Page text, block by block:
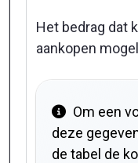
Het bedrag dat
aankopen
Om een
deze
de tabel de